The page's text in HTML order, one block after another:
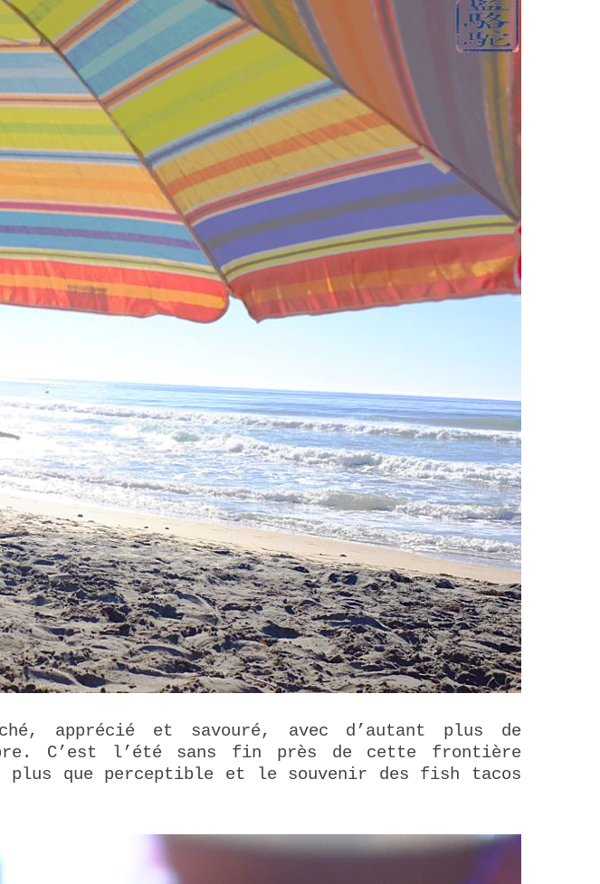
apprécié et savouré, avec d’autant plus de
C’est l’été sans fin près de cette frontière
que perceptible et le souvenir des fish tacos